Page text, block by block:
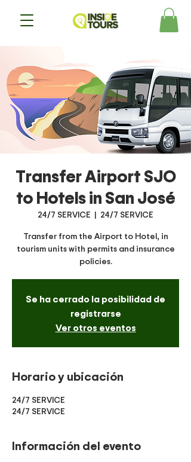
Transfer Airport SJO
to Hotels in San José
24/7 SERVICE
  |
24/7 SERVICE
Transfer from the Airport to Hotel, in
tourism units with permits and insurance
policies.
Se ha cerrado la posibilidad de
registrarse
Ver otros eventos
Horario y ubicación
24/7 SERVICE
24/7 SERVICE
Información del evento